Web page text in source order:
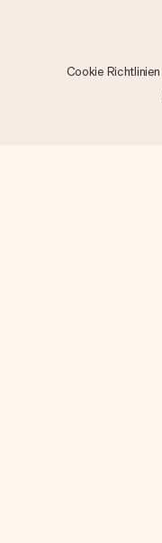
Cookie Richtlinien